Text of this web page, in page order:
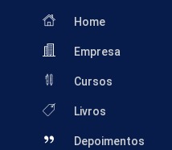
Home
Empresa
Cursos
Livros
Depoimentos